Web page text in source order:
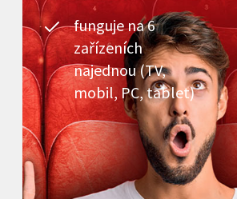
funguje na 6
zařízeních
najednou (TV,
mobil, PC, tablet)